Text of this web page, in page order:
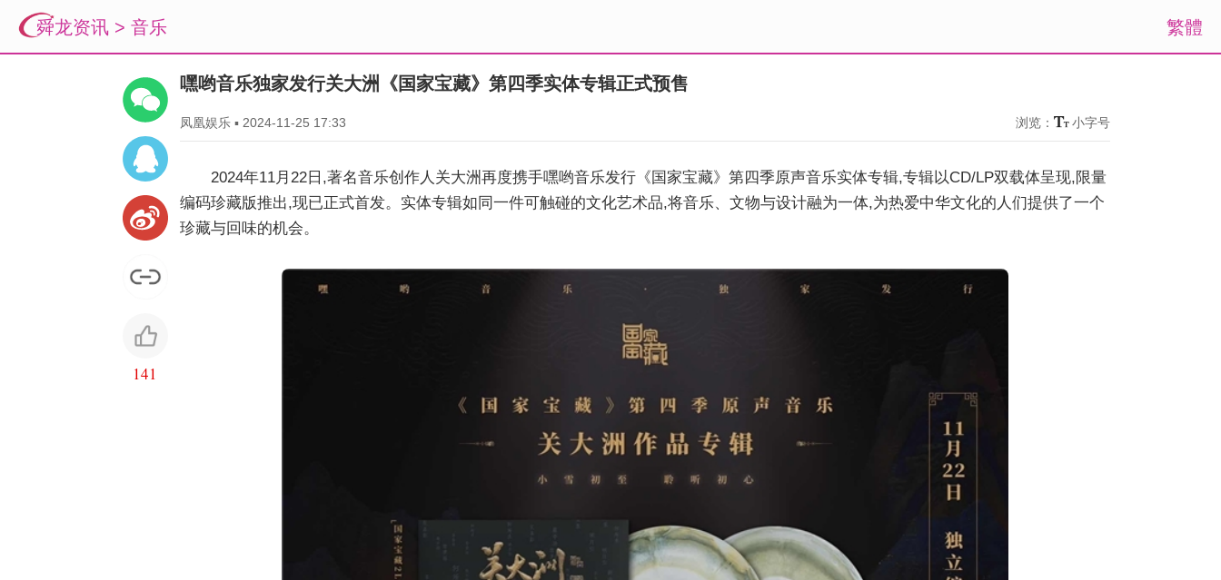
繁體
舜龙资讯 > 音乐
141
嘿哟音乐独家发行关大洲《国家宝藏》第四季实体专辑正式预售
凤凰娱乐▪ 2024-11-25 17:33 浏览： 小字号
2024年11月22日,著名音乐创作人关大洲再度携手嘿哟音乐发行《国家宝藏》第四季原声音乐实体专辑,专辑以CD/LP双载体呈现,限量
编码珍藏版推出,现已正式首发。实体专辑如同一件可触碰的文化艺术品,将音乐、文物与设计融为一体,为热爱中华文化的人们提供了一个
珍藏与回味的机会。